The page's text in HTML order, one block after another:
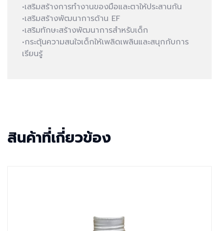
•เสริมสร้างการทำงานของมือและตาให้ประสานกัน
•เสริมสร้างพัฒนาการด้าน EF
•เสริมทักษะสร้างพัฒนาการสำหรับเด็ก
•กระตุ้นความสนใจเด็กให้เพลิดเพลินและสนุกกับการ
เรียนรู้
สินค้าที่เกี่ยวข้อง